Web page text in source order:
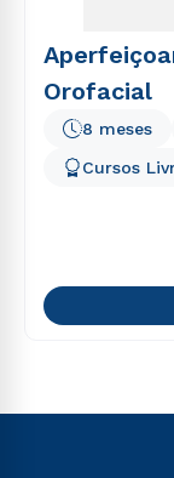
Orofacial
8 meses
Cursos